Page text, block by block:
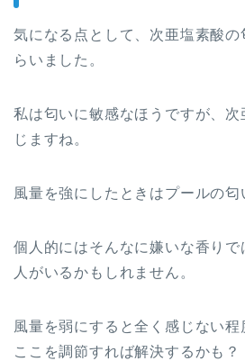
気になる点として、次亜塩素酸の
らいました。
私は匂いに敏感なほうですが、
じますね。
風量を強にしたときはプールの匂
個人的にはそんなに嫌いな香りで
人がいるかもしれません。
風量を弱にすると全く感じない程
ここを調節すれば解決するかも？